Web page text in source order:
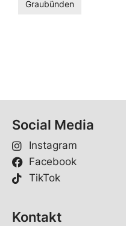
Graubünden
Social Media
Instagram
Facebook
TikTok
Kontakt